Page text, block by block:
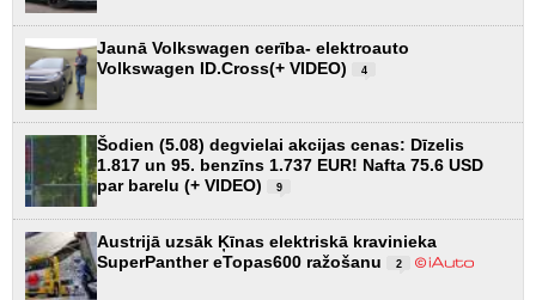
Jaunā Volkswagen cerība- elektroauto
Volkswagen ID.Cross(+ VIDEO)
4
Šodien (5.08) degvielai akcijas cenas: Dīzelis
1.817 un 95. benzīns 1.737 EUR! Nafta 75.6 USD
par barelu (+ VIDEO)
9
Austrijā uzsāk Ķīnas elektriskā kravinieka
SuperPanther eTopas600 ražošanu
2